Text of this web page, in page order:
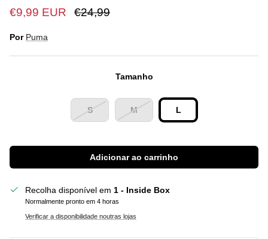
€9,99 EUR €24,99
Por Puma
Tamanho
S M L
Adicionar ao carrinho
Recolha disponível em 1 - Inside Box
Normalmente pronto em 4 horas
Verificar a disponibilidade noutras lojas